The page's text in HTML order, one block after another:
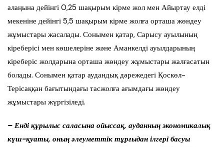
алаңына дейінгі 0,25 шақырым кірме жол мен Айыртау елді
мекеніне дейінгі 5,5 шақырым кірме жолға орташа жөндеу
жұмыстары жасалады. Сонымен қатар, Сарысу ауылының
кіреберісі мен көшелеріне және Аманкелді ауылдарының
кіреберіс жолдарына орташа жөндеу жұмыстары жалғасатын
болады. Сонымен қатар аудандық дәрежедегі Қоскөл-
Терісаққан бағытындағы тасжолға ағымдағы жөндеу
жұмыстары жүргізіледі.
– Енді құрылыс саласына ойыссақ, ауданның экономикалық
күш-қуаты, оның әлеуметтік тұрғыдан ілгері басуы